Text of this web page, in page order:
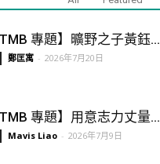
專題】曠野之子黃鈺...
鄭匡寓 - 2026年7月20日
專題】用意志力丈量...
Mavis Liao - 2026年7月9日